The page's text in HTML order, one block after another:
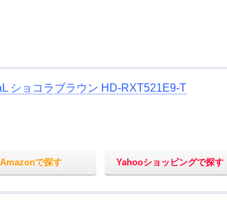
ショコラブラウン HD-RXT521E9-T
Amazonで探す Yahooショッピングで探す